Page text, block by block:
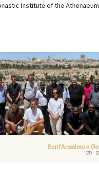
Institute of the